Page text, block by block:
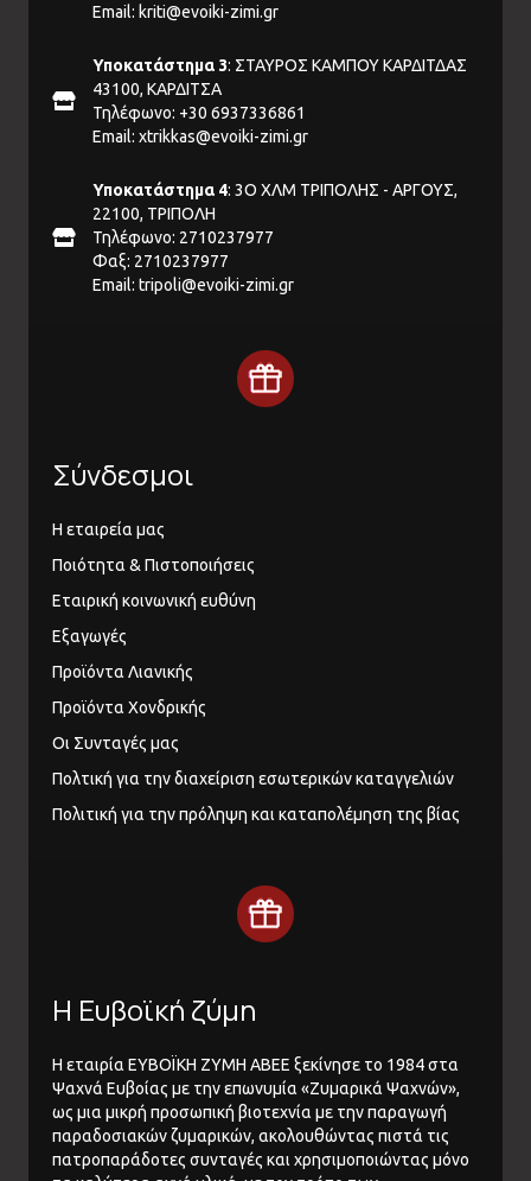
Email: kriti@evoiki-zimi.gr
Υποκατάστημα 3: ΣΤΑΥΡΟΣ ΚΑΜΠΟΥ ΚΑΡΔΙΤΔΑΣ
43100, ΚΑΡΔΙΤΣΑ
Τηλέφωνο: +30 6937336861
Email: xtrikkas@evoiki-zimi.gr
Υποκατάστημα 4: 3Ο ΧΛΜ ΤΡΙΠΟΛΗΣ - ΑΡΓΟΥΣ,
22100, ΤΡΙΠΟΛΗ
Τηλέφωνο: 2710237977
Φαξ: 2710237977
Email: tripoli@evoiki-zimi.gr
Σύνδεσμοι
Η εταιρεία μας
Ποιότητα & Πιστοποιήσεις
Εταιρική κοινωνική ευθύνη
Εξαγωγές
Προϊόντα Λιανικής
Προϊόντα Χονδρικής
Οι Συνταγές μας
Πολτική για την διαχείριση εσωτερικών καταγγελιών
Πολιτική για την πρόληψη και καταπολέμηση της βίας
Η Ευβοϊκή ζύμη
Η εταιρία ΕΥΒΟΪΚΗ ΖΥΜΗ ΑΒΕΕ ξεκίνησε το 1984 στα
Ψαχνά Ευβοίας με την επωνυμία «Ζυμαρικά Ψαχνών»,
ως μια μικρή προσωπική βιοτεχνία με την παραγωγή
παραδοσιακών ζυμαρικών, ακολουθώντας πιστά τις
πατροπαράδοτες συνταγές και χρησιμοποιώντας μόνο